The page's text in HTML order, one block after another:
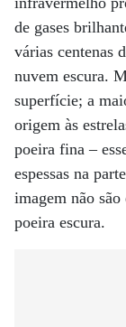
de gases
várias centenas
nuvem escura.
superfície; a
origem às
poeira fina –
espessas na
imagem não
poeira escura.